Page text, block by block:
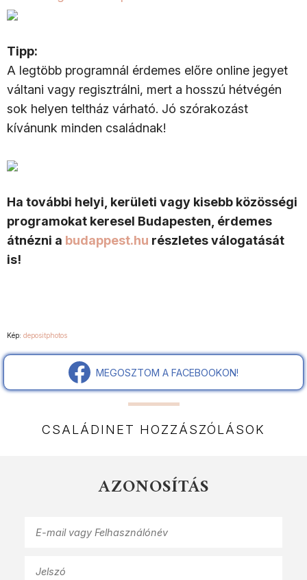
Tipp:
A legtöbb programnál érdemes előre online jegyet
váltani vagy regisztrálni, mert a hosszú hétvégén
sok helyen teltház várható. Jó szórakozást
kívánunk minden családnak!
Ha további helyi, kerületi vagy kisebb közösségi
programokat keresel Budapesten, érdemes
átnézni a budappest.hu részletes válogatását
is!
Kép: depositphotos
MEGOSZTOM A FACEBOOKON!
CSALÁDINET HOZZÁSZÓLÁSOK
AZONOSÍTÁS